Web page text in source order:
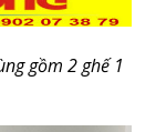
gồm 2 ghế 1